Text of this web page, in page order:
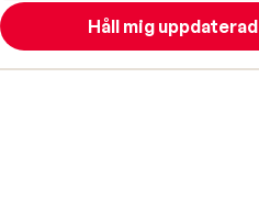
Håll mig uppdaterad